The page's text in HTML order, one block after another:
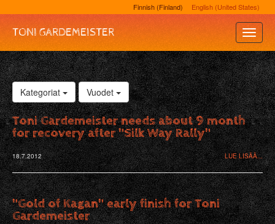
Finnish (Finland) English (United States)
Toggle
TONI GARDEMEISTER
Kategoriat Vuodet
Toni Gardemeister needs about 9 month
for recovery after "Silk Way Rally"
18.7.2012 LUE LISÄÄ...
"Gold of Kagan" early finish for Toni
Gardemeister